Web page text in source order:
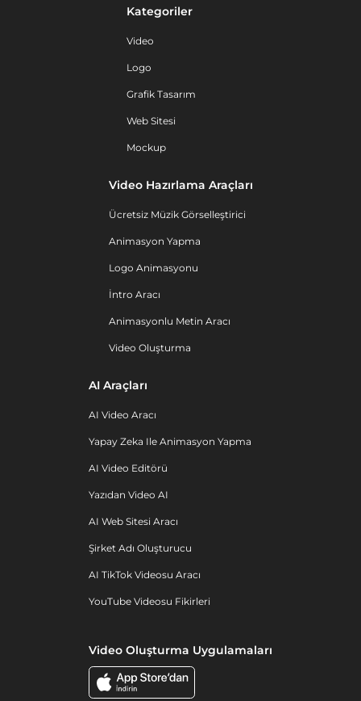
Kategoriler
Video
Logo
Grafik Tasarım
Web Sitesi
Mockup
Video Hazırlama Araçları
Ücretsiz Müzik Görselleştirici
Animasyon Yapma
Logo Animasyonu
İntro Aracı
Animasyonlu Metin Aracı
Video Oluşturma
AI Araçları
AI Video Aracı
Yapay Zeka Ile Animasyon Yapma
AI Video Editörü
Yazıdan Video AI
AI Web Sitesi Aracı
Şirket Adı Oluşturucu
AI TikTok Videosu Aracı
YouTube Videosu Fikirleri
Video Oluşturma Uygulamaları